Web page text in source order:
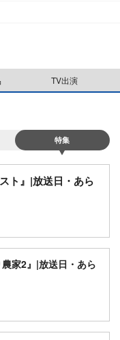
TV出演
特集
ト』|放送日・あら
家2』|放送日・あら